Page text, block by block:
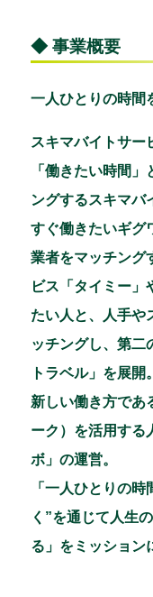
◆ 事業概要
一人ひとりの時間
スキマバイトサー
「働きたい時間
ングするスキマバ
すぐ働きたいギグ
業者をマッチング
ビス「タイミー」
たい人と、人手や
ッチングし、第二
トラベル」を展開。
新しい働き方であ
ーク）を活用する
ボ」の運営。
「一人ひとりの
く”を通じて人生
る」をミッション